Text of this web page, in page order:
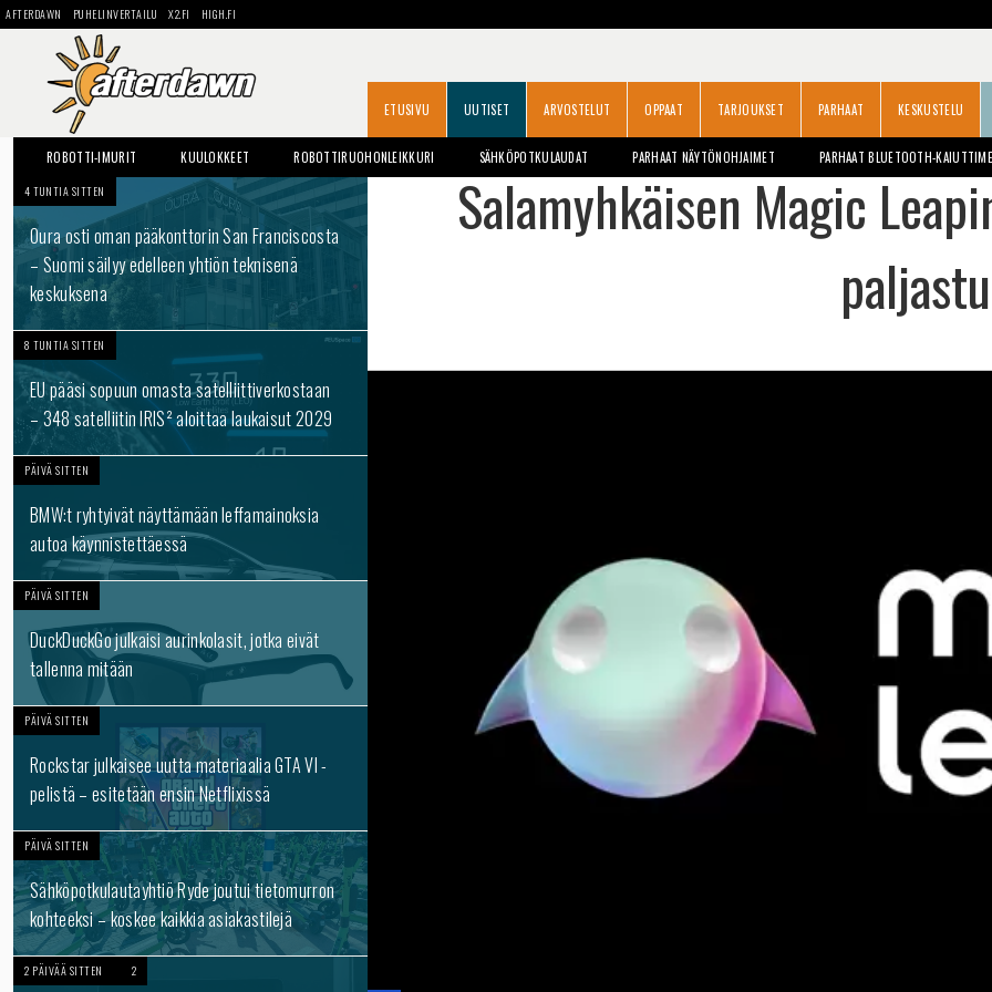
AFTERDAWN PUHELINVERTAILU X2.FI HIGH.FI
ETUSIVU UUTISET ARVOSTELUT OPPAAT TARJOUKSET PARHAAT KESKUSTELU
ROBOTTI-IMURIT KUULOKKEET ROBOTTIRUOHONLEIKKURI SÄHKÖPOTKULAUDAT PARHAAT NÄYTÖNOHJAIMET PARHAAT BLUETOOTH-
4 TUNTIA SITTEN
Oura osti oman pääkonttorin San Franciscosta
– Suomi säilyy edelleen yhtiön teknisenä
keskuksena
8 TUNTIA SITTEN
EU pääsi sopuun omasta satelliittiverkostaan
– 348 satelliitin IRIS² aloittaa laukaisut 2029
PÄIVÄ SITTEN
BMW:t ryhtyivät näyttämään leffamainoksia
autoa käynnistettäessä
PÄIVÄ SITTEN
DuckDuckGo julkaisi aurinkolasit, jotka eivät
tallenna mitään
PÄIVÄ SITTEN
Rockstar julkaisee uutta materiaalia GTA VI -
pelistä – esitetään ensin Netflixissä
PÄIVÄ SITTEN
Sähköpotkulautayhtiö Ryde joutui tietomurron
kohteeksi – koskee kaikkia asiakastilejä
2 PÄIVÄÄ SITTEN 2
Salamyhkäisen Magic